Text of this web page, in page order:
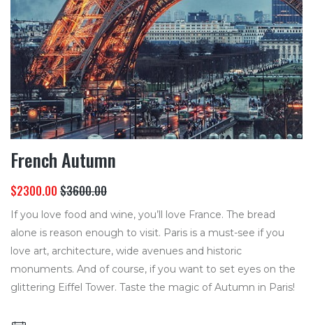
French Autumn
$2300.00 $3600.00
If you love food and wine, you’ll love France. The bread
alone is reason enough to visit. Paris is a must-see if you
love art, architecture, wide avenues and historic
monuments. And of course, if you want to set eyes on the
glittering Eiffel Tower. Taste the magic of Autumn in Paris!